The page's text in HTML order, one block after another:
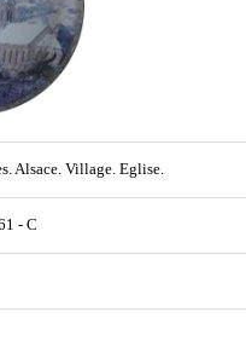
Alsace. Village. Eglise.
- C